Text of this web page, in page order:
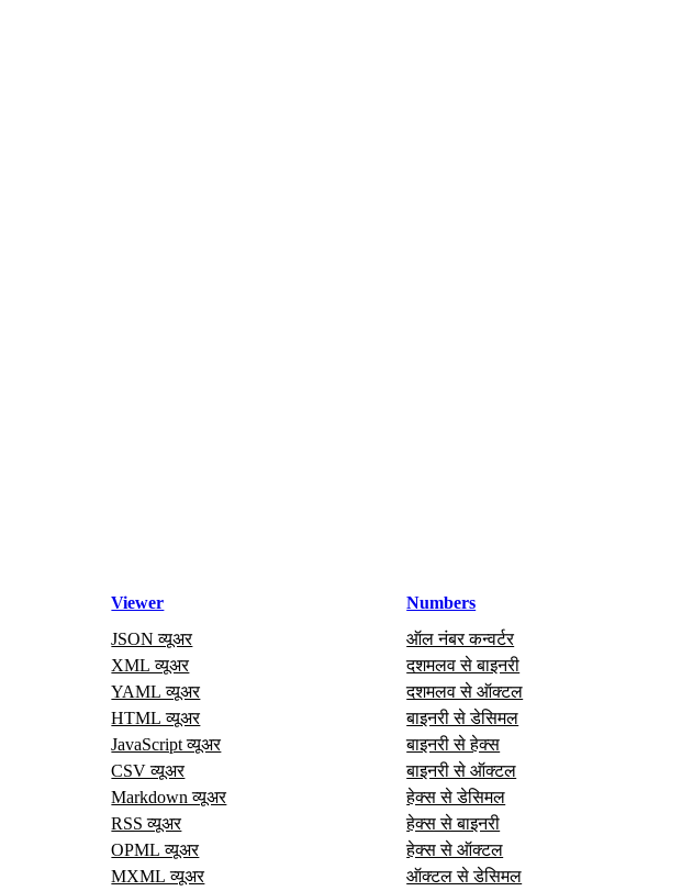
Viewer
JSON व्यूअर
XML व्यूअर
YAML व्यूअर
HTML व्यूअर
JavaScript व्यूअर
CSV व्यूअर
Markdown व्यूअर
RSS व्यूअर
OPML व्यूअर
MXML व्यूअर
Numbers
ऑल नंबर कन्वर्टर
दशमलव से बाइनरी
दशमलव से ऑक्टल
बाइनरी से डेसिमल
बाइनरी से हेक्स
बाइनरी से ऑक्टल
हेक्स से डेसिमल
हेक्स से बाइनरी
हेक्स से ऑक्टल
ऑक्टल से डेसिमल